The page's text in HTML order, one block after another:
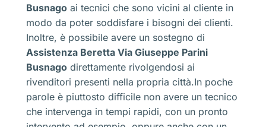
Busnago ai tecnici che sono vicini al cliente in
modo da poter soddisfare i bisogni dei clienti.
Inoltre, è possibile avere un sostegno di
Assistenza Beretta Via Giuseppe Parini
Busnago direttamente rivolgendosi ai
rivenditori presenti nella propria città.In poche
parole è piuttosto difficile non avere un tecnico
che intervenga in tempi rapidi, con un pronto